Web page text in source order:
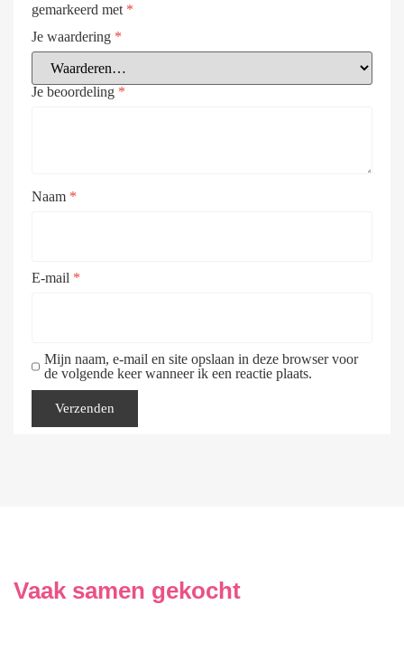
gemarkeerd met *
Je waardering *
Je beoordeling *
Naam *
E-mail *
Mijn naam, e-mail en site opslaan in deze browser voor
de volgende keer wanneer ik een reactie plaats.
Vaak samen gekocht